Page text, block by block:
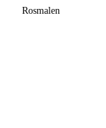
Rosmalen